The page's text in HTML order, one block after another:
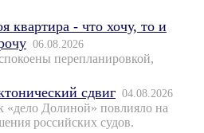
квартира - что хочу, то и
06.08.2026
перепланировкой,
сдвиг 04.08.2026
«дело Долиной» повлияло на
российских судов.